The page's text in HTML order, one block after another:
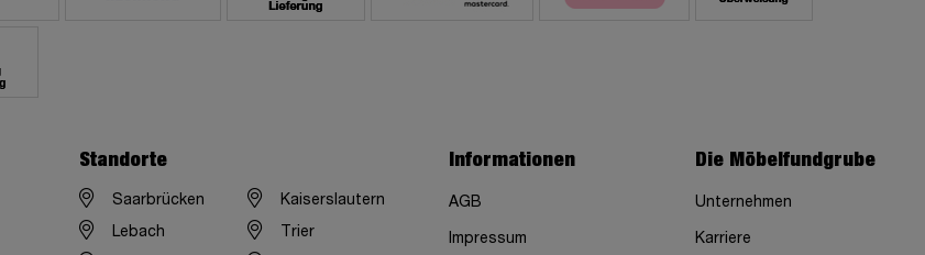
Standorte
Saarbrücken Kaiserslautern
Lebach Trier
Informationen
AGB
Impressum
Die Möbelfundgrube
Unternehmen
Karriere